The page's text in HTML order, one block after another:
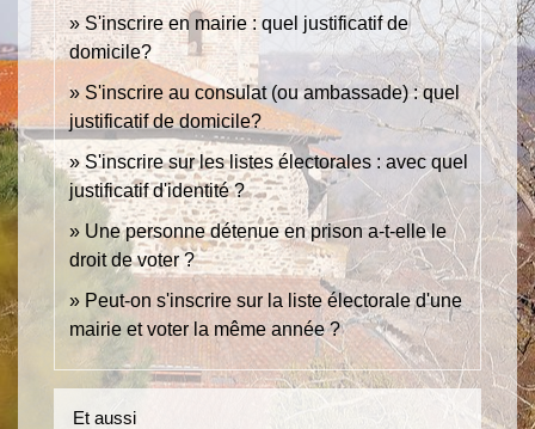
S'inscrire en mairie : quel justificatif de
domicile?
S'inscrire au consulat (ou ambassade) : quel
justificatif de domicile?
S'inscrire sur les listes électorales : avec quel
justificatif d'identité ?
Une personne détenue en prison a-t-elle le
droit de voter ?
Peut-on s'inscrire sur la liste électorale d'une
mairie et voter la même année ?
Et aussi